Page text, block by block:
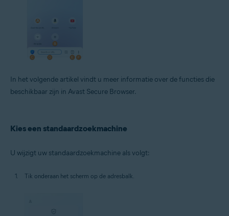
In het volgende artikel vindt u meer informatie over de functies die
beschikbaar zijn in Avast Secure Browser.
Kies een standaardzoekmachine
U wijzigt uw standaardzoekmachine als volgt:
Tik onderaan het scherm op de adresbalk.